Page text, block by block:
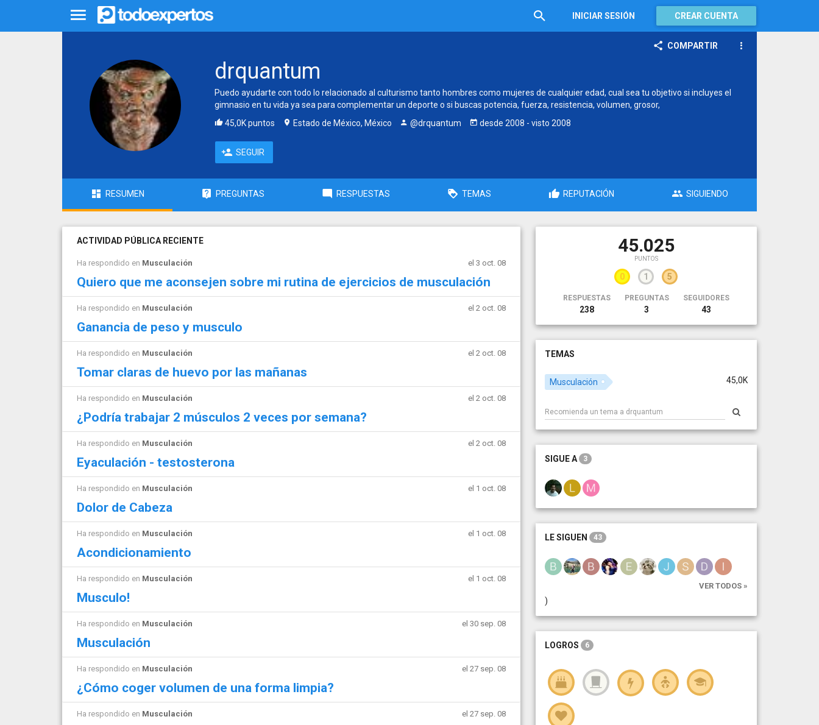
INICIAR SESIÓN CREAR CUENTA
COMPARTIR
drquantum
Puedo ayudarte con todo lo relacionado al culturismo tanto hombres como mujeres de cualquier edad, cual sea tu objetivo si incluyes el
gimnasio en tu vida ya sea para complementar un deporte o si buscas potencia, fuerza, resistencia, volumen, grosor,
45,0K puntos
Estado de México, México @drquantum desde 2008 - visto 2008
SEGUIR
RESUMEN PREGUNTAS RESPUESTAS TEMAS REPUTACIÓN SIGUIENDO
ACTIVIDAD PÚBLICA RECIENTE
Ha respondido en Musculación el 3 oct. 08
Quiero que me aconsejen sobre mi rutina de ejercicios de musculación
Ha respondido en Musculación el 2 oct. 08
Ganancia de peso y musculo
Ha respondido en Musculación el 2 oct. 08
Tomar claras de huevo por las mañanas
Ha respondido en Musculación el 2 oct. 08
¿Podría trabajar 2 músculos 2 veces por semana?
Ha respondido en Musculación el 2 oct. 08
Eyaculación - testosterona
Ha respondido en Musculación el 1 oct. 08
Dolor de Cabeza
Ha respondido en Musculación el 1 oct. 08
Acondicionamiento
Ha respondido en Musculación el 1 oct. 08
Musculo!
Ha respondido en Musculación el 30 sep. 08
Musculación
Ha respondido en Musculación el 27 sep. 08
¿Cómo coger volumen de una forma limpia?
Ha respondido en Musculación el 27 sep. 08
45.025
PUNTOS
0 1 5
RESPUESTAS
238
PREGUNTAS
3
SEGUIDORES
43
TEMAS
45,0K
Musculación
SIGUE A 3
LE SIGUEN 43
VER TODOS »
)
LOGROS 6